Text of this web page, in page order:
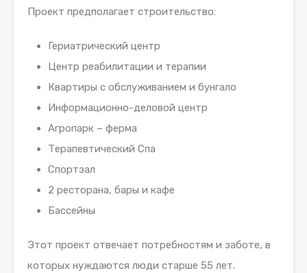
Проект предполагает строительство:
Гериатрический центр
Центр реабилитации и терапии
Квартиры с обслуживанием и бунгало
Информационно-деловой центр
Агропарк – ферма
Терапевтический Спа
Спортзал
2 ресторана, бары и кафе
Бассейны
Этот проект отвечает потребностям и заботе, в
которых нуждаются люди старше 55 лет.